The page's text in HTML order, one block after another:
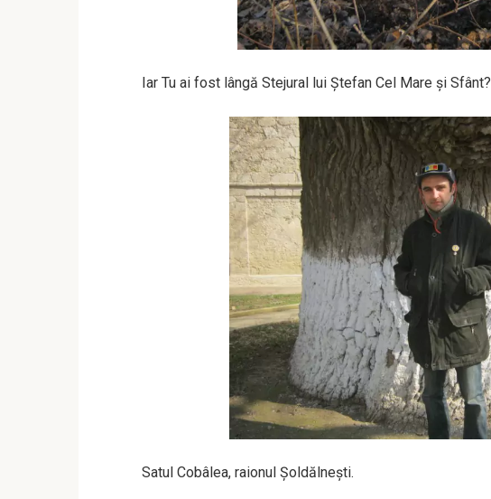
Iar Tu ai fost lângă Stejural lui Ștefan Cel Mare și Sfânt?
Satul Cobâlea, raionul Șoldălnești.